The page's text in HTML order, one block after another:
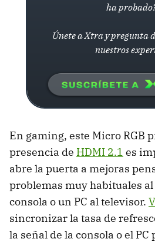
ha
Únete a Xtra y pregunta
nuestros
En gaming, este Micro RGB
presencia de HDMI 2.1 es
abre la puerta a mejoras
problemas muy habituales
consola o un PC al televisor.
sincronizar la tasa de
la señal de la consola o el